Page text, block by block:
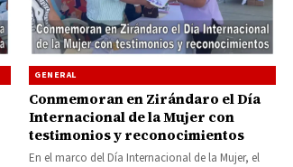
GENERAL
Conmemoran en Zirándaro el Día
Internacional de la Mujer con
testimonios y reconocimientos
En el marco del Día Internacional de la Mujer, el